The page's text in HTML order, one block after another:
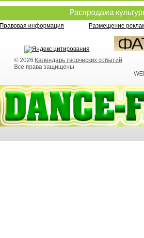
Распродажа
Правовая информация Размещение
© 2026 Календарь творческих событий
Все права защищены